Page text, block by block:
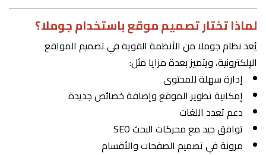
لماذا تختار تصميم موقع باستخدام جوملا؟
يُعد نظام جوملا من الأنظمة القوية في تصميم المواقع
الإلكترونية، ويتميز بعدة مزايا مثل:
إدارة سهلة للمحتوى
إمكانية تطوير الموقع وإضافة خصائص جديدة
دعم تعدد اللغات
توافق جيد مع محركات البحث SEO
مرونة في تصميم الصفحات والأقسام